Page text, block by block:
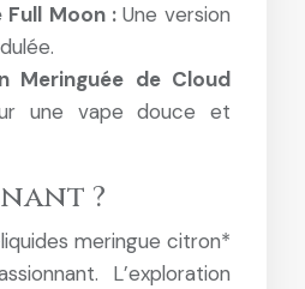
Full Moon : Une version
Meringuée de Cloud
une vape douce et
?
meringue citron*
L’exploration